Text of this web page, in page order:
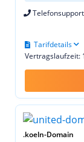
Telefonsupport
Vertragslaufzeit:
Tarifdetails
.koeln-Domain